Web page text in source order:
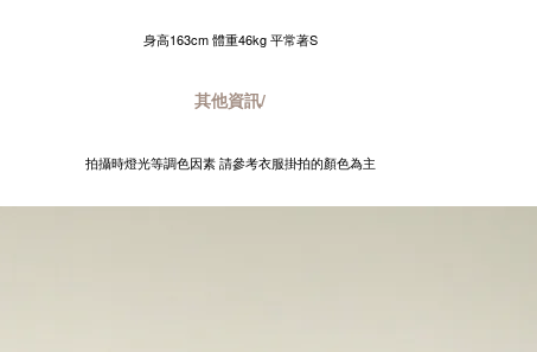
身高163cm 體重46kg 平常著S
其他資訊/
拍攝時燈光等調色因素 請參考衣服掛拍的顏色為主